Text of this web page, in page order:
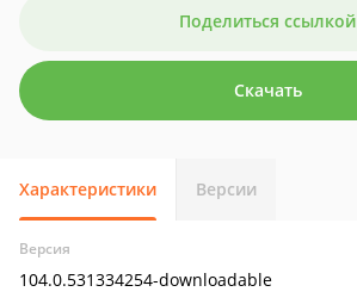
Поделиться ссылкой
Скачать
Характеристики Версии
Версия
104.0.531334254-downloadable